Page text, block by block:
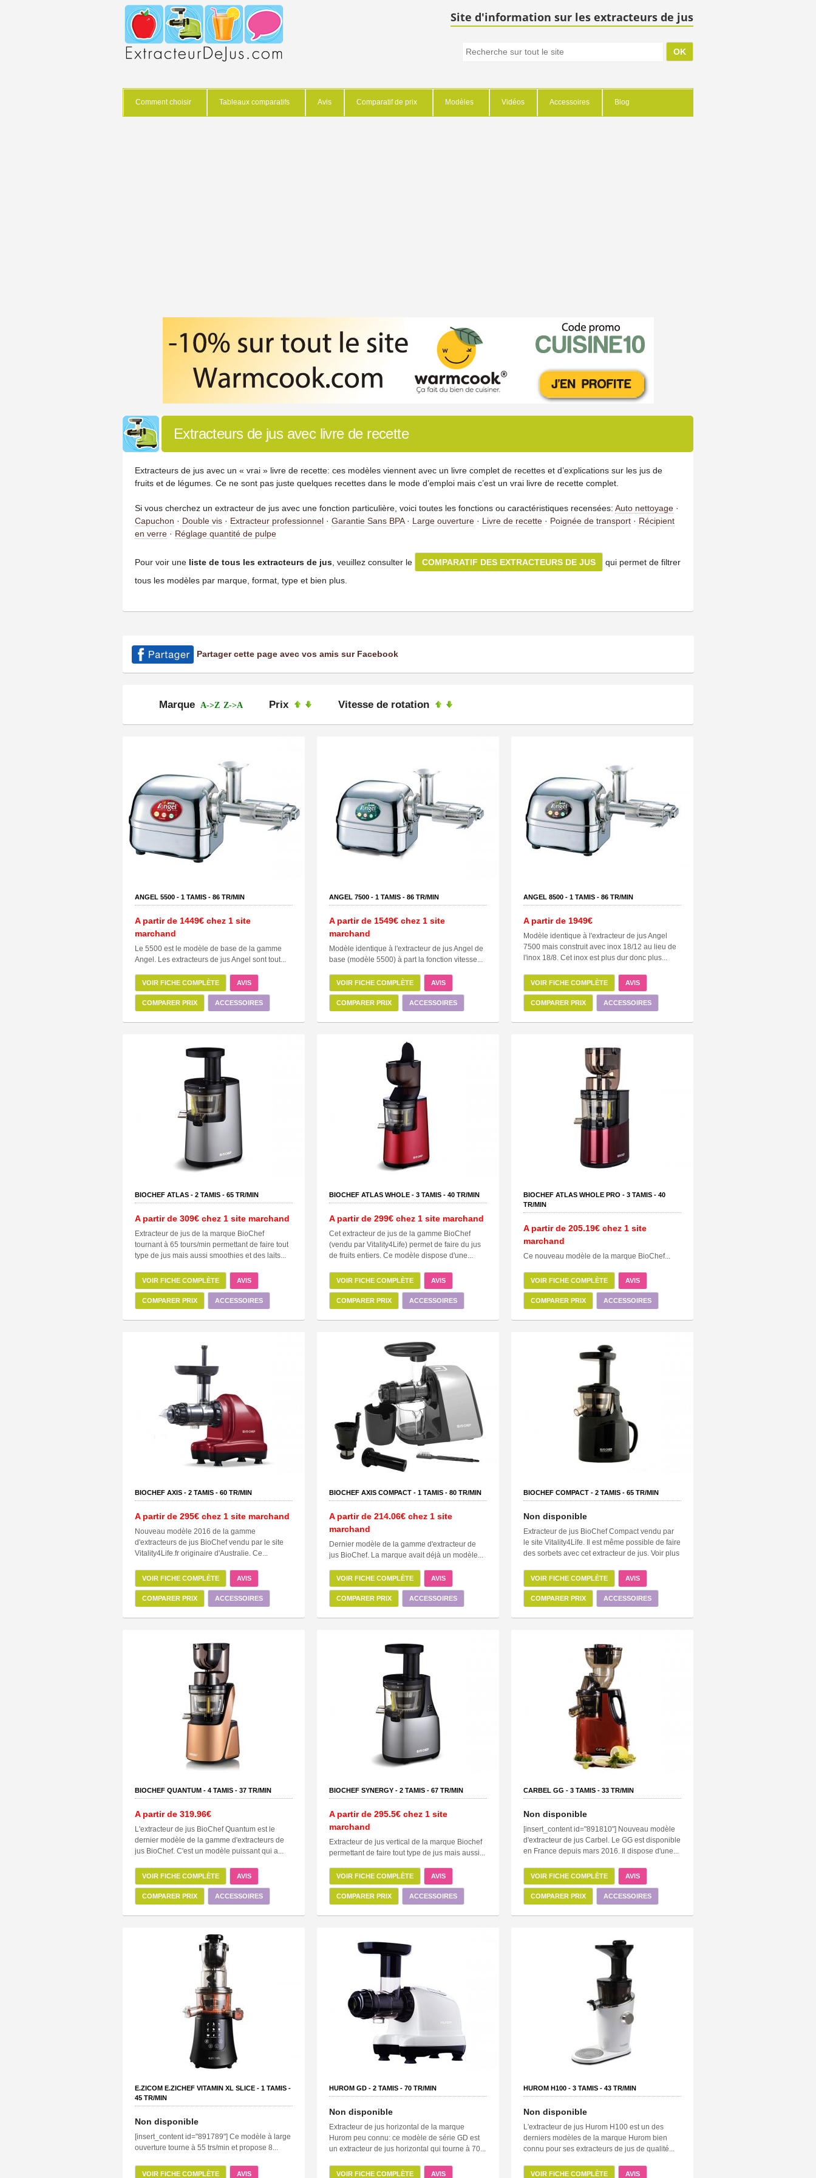
Site d'information sur les extracteurs de jus
Comment choisir Tableaux comparatifs Avis Comparatif de prix Modèles Vidéos Accessoires Blog
Extracteurs de jus avec livre de recette
Extracteurs de jus avec un « vrai » livre de recette: ces modèles viennent avec un livre complet de recettes et d’explications sur les jus de
fruits et de légumes. Ce ne sont pas juste quelques recettes dans le mode d’emploi mais c’est un vrai livre de recette complet.
Si vous cherchez un extracteur de jus avec une fonction particulière, voici toutes les fonctions ou caractéristiques recensées: Auto nettoyage ·
Capuchon · Double vis · Extracteur professionnel · Garantie Sans BPA· Large ouverture · Livre de recette · Poignée de transport · Récipient
en verre · Réglage quantité de pulpe
Pour voir une liste de tous les extracteurs de jus , veuillez consulter le COMPARATIF DES EXTRACTEURS DE JUS
qui permet de filtrer
tous les modèles par marque, format, type et bien plus.
Partager cette page avec vos amis sur Facebook
Marque A->Z Z->A Prix Vitesse de rotation
ANGEL 5500 - 1 TAMIS - 86 TR/MIN
A partir de 1449€ chez 1 site
marchand
Le 5500 est le modèle de base de la gamme
Angel. Les extracteurs de jus Angel sont tout...
VOIR FICHE COMPLÈTE AVIS
COMPARER PRIX ACCESSOIRES
ANGEL 7500 - 1 TAMIS - 86 TR/MIN
A partir de 1549€ chez 1 site
marchand
Modèle identique à l'extracteur de jus Angel de
base (modèle 5500) à part la fonction vitesse...
VOIR FICHE COMPLÈTE AVIS
COMPARER PRIX ACCESSOIRES
ANGEL 8500 - 1 TAMIS - 86 TR/MIN
A partir de 1949€
Modèle identique à l'extracteur de jus Angel
7500 mais construit avec inox 18/12 au lieu de
l'inox 18/8. Cet inox est plus dur donc plus...
VOIR FICHE COMPLÈTE AVIS
COMPARER PRIX ACCESSOIRES
BIOCHEF ATLAS - 2 TAMIS - 65 TR/MIN
A partir de 309€ chez 1 site marchand
Extracteur de jus de la marque BioChef
tournant à 65 tours/min permettant de faire tout
type de jus mais aussi smoothies et des laits...
VOIR FICHE COMPLÈTE AVIS
COMPARER PRIX ACCESSOIRES
BIOCHEF ATLAS WHOLE - 3 TAMIS - 40 TR/MIN
A partir de 299€ chez 1 site marchand
Cet extracteur de jus de la gamme BioChef
(vendu par Vitality4Life) permet de faire du jus
de fruits entiers. Ce modèle dispose d'une...
VOIR FICHE COMPLÈTE AVIS
COMPARER PRIX ACCESSOIRES
BIOCHEF ATLAS WHOLE PRO - 3 TAMIS - 40
TR/MIN
A partir de 205.19€ chez 1 site
marchand
Ce nouveau modèle de la marque BioChef...
VOIR FICHE COMPLÈTE AVIS
COMPARER PRIX ACCESSOIRES
BIOCHEF AXIS - 2 TAMIS - 60 TR/MIN
A partir de 295€ chez 1 site marchand
Nouveau modèle 2016 de la gamme
d'extracteurs de jus BioChef vendu par le site
Vitality4Life.fr originaire d'Australie. Ce...
VOIR FICHE COMPLÈTE AVIS
COMPARER PRIX ACCESSOIRES
BIOCHEF AXIS COMPACT - 1 TAMIS - 80 TR/MIN
A partir de 214.06€ chez 1 site
marchand
Dernier modèle de la gamme d'extracteur de
jus BioChef. La marque avait déjà un modèle...
VOIR FICHE COMPLÈTE AVIS
COMPARER PRIX ACCESSOIRES
BIOCHEF COMPACT - 2 TAMIS - 65 TR/MIN
Non disponible
Extracteur de jus BioChef Compact vendu par
le site Vitality4Life. Il est même possible de faire
des sorbets avec cet extracteur de jus. Voir plus
VOIR FICHE COMPLÈTE AVIS
COMPARER PRIX ACCESSOIRES
BIOCHEF QUANTUM - 4 TAMIS - 37 TR/MIN
A partir de 319.96€
L'extracteur de jus BioChef Quantum est le
dernier modèle de la gamme d'extracteurs de
jus BioChef. C'est un modèle puissant qui a...
VOIR FICHE COMPLÈTE AVIS
COMPARER PRIX ACCESSOIRES
BIOCHEF SYNERGY - 2 TAMIS - 67 TR/MIN
A partir de 295.5€ chez 1 site
marchand
Extracteur de jus vertical de la marque Biochef
permettant de faire tout type de jus mais aussi...
VOIR FICHE COMPLÈTE AVIS
COMPARER PRIX ACCESSOIRES
CARBEL GG - 3 TAMIS - 33 TR/MIN
Non disponible
[insert_content id="891810"] Nouveau modèle
d'extracteur de jus Carbel. Le GG est disponible
en France depuis mars 2016. Il dispose d'une...
VOIR FICHE COMPLÈTE AVIS
COMPARER PRIX ACCESSOIRES
E.ZICOM E.ZICHEF VITAMIN XL SLICE - 1 TAMIS -
45 TR/MIN
Non disponible
[insert_content id="891789"] Ce modèle à large
ouverture tourne à 55 trs/min et propose 8...
VOIR FICHE COMPLÈTE AVIS
HUROM GD - 2 TAMIS - 70 TR/MIN
Non disponible
Extracteur de jus horizontal de la marque
Hurom peu connu: ce modèle de série GD est
un extracteur de jus horizontal qui tourne à 70...
VOIR FICHE COMPLÈTE AVIS
HUROM H100 - 3 TAMIS - 43 TR/MIN
Non disponible
L'extracteur de jus Hurom H100 est un des
derniers modèles de la marque Hurom bien
connu pour ses extracteurs de jus de qualité...
VOIR FICHE COMPLÈTE AVIS